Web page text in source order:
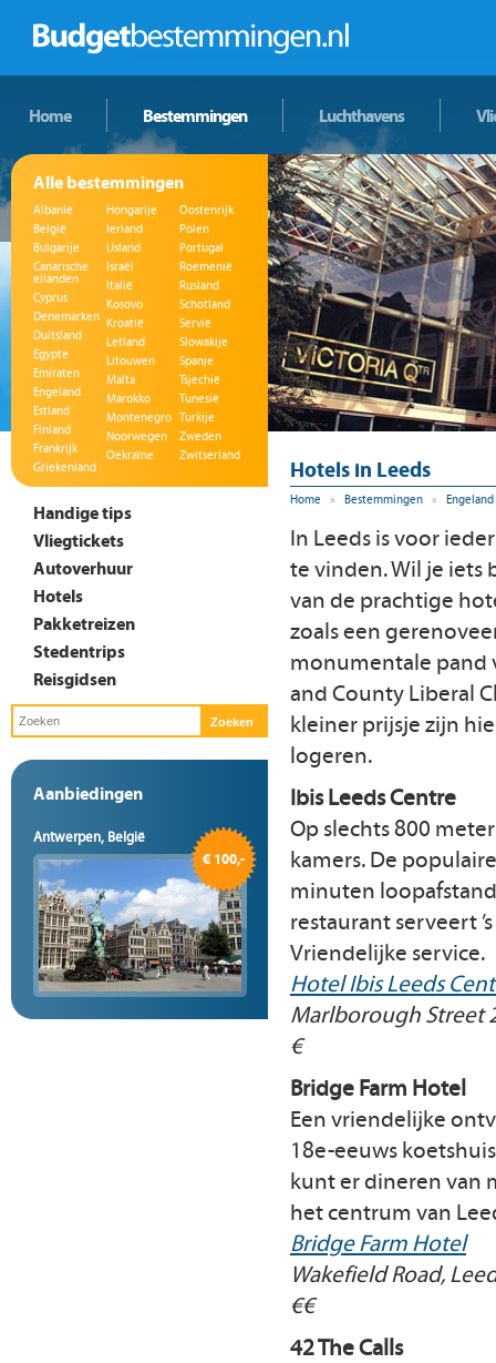
Home Bestemmingen Luchthavens
Alle bestemmingen
Albanië
België
Bulgarije
Canarische
eilanden
Cyprus
Denemarken
Duitsland
Egypte
Emiraten
Engeland
Estland
Finland
Frankrijk
Griekenland
Hongarije
Ierland
IJsland
Israël
Italië
Kosovo
Kroatië
Letland
Litouwen
Malta
Marokko
Montenegro
Noorwegen
Oekraïne
Oostenrijk
Polen
Portugal
Roemenië
Rusland
Schotland
Servië
Slowakije
Spanje
Tsjechië
Tunesië
Turkije
Zweden
Zwitserland
Handige tips
Vliegtickets
Autoverhuur
Hotels
Pakketreizen
Stedentrips
Reisgidsen
Aanbiedingen
Antwerpen, België
€ 100,-
Hotels in Leeds
Home » Bestemmingen » Engeland
In Leeds is voor
te vinden. Wil je iets
van de prachtige
zoals een
monumentale pand
and County Liberal
kleiner prijsje zijn
logeren.
Ibis Leeds Centre
Op slechts 800
kamers. De
minuten
restaurant serveert
Vriendelijke service.
Hotel Ibis Leeds
Marlborough Street
€
Bridge Farm Hotel
Een vriendelijke
18e-eeuws
kunt er dineren van
het centrum van
Bridge Farm Hotel
Wakefield Road,
€€
42 The Calls